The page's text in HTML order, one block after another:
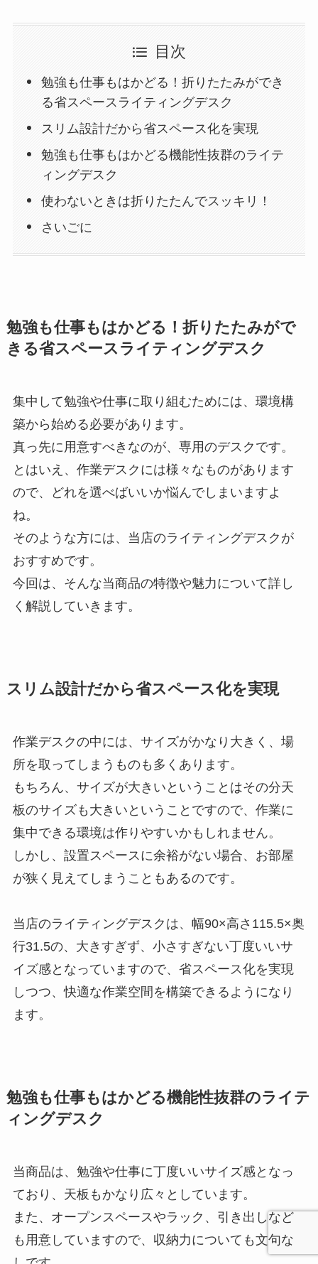
目次
勉強も仕事もはかどる！折りたたみができ
る省スペースライティングデスク
スリム設計だから省スペース化を実現
勉強も仕事もはかどる機能性抜群のライテ
ィングデスク
使わないときは折りたたんでスッキリ！
さいごに
勉強も仕事もはかどる！折りたたみがで
きる省スペースライティングデスク
集中して勉強や仕事に取り組むためには、環境構
築から始める必要があります。
真っ先に用意すべきなのが、専用のデスクです。
とはいえ、作業デスクには様々なものがあります
ので、どれを選べばいいか悩んでしまいますよ
ね。
そのような方には、当店のライティングデスクが
おすすめです。
今回は、そんな当商品の特徴や魅力について詳し
く解説していきます。
スリム設計だから省スペース化を実現
作業デスクの中には、サイズがかなり大きく、場
所を取ってしまうものも多くあります。
もちろん、サイズが大きいということはその分天
板のサイズも大きいということですので、作業に
集中できる環境は作りやすいかもしれません。
しかし、設置スペースに余裕がない場合、お部屋
が狭く見えてしまうこともあるのです。
当店のライティングデスクは、幅90×高さ115.5×奥
行31.5の、大きすぎず、小さすぎない丁度いいサ
イズ感となっていますので、省スペース化を実現
しつつ、快適な作業空間を構築できるようになり
ます。
勉強も仕事もはかどる機能性抜群のライテ
ィングデスク
当商品は、勉強や仕事に丁度いいサイズ感となっ
ており、天板もかなり広々としています。
また、オープンスペースやラック、引き出しなど
も用意していますので、収納力についても文句な